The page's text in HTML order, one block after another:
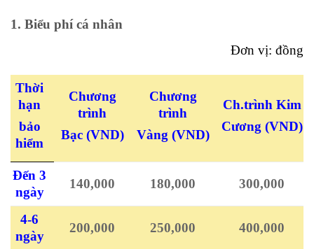
1. Biểu phí cá nhân
Đơn vị: đồng
Thời
hạn
bảo
hiểm
Chương
trình
Bạc (VND)
Chương
trình
Vàng (VND)
Ch.trình Kim
Cương (VND)
Đến 3
ngày
140,000 180,000 300,000
4-6
ngày
200,000 250,000 400,000